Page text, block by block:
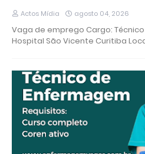
Actos Mídia agosto 04, 2026
Vaga de emprego Cargo:
Hospital São Vicente Curitiba